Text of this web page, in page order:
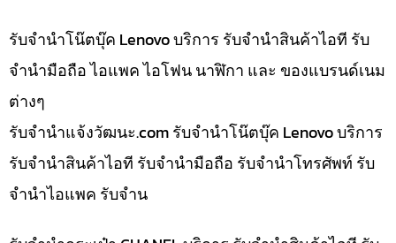
รับจำนำโน๊ตบุ๊ค Lenovo บริการ รับจำนำสินค้าไอที รับ
จำนำมือถือ ไอแพค ไอโฟน นาฬิกา และ ของแบรนด์เนม
ต่างๆ
รับจํานําแจ้งวัฒนะ.com รับจำนำโน๊ตบุ๊ค Lenovo บริการ
รับจำนำสินค้าไอที รับจำนำมือถือ รับจำนำโทรศัพท์ รับ
จำนำไอแพค รับจำน